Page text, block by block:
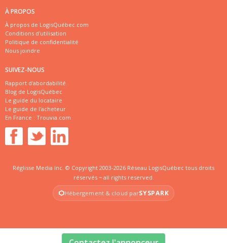
À PROPOS
À propos de LogisQuébec.com
Conditions d'utilisation
Politique de confidentialité
Nous joindre
SUIVEZ-NOUS
Rapport d'abordabilité
Blog de LogisQuébec
Le guide du locataire
Le guide de l'acheteur
En France : Trouvia.com
Réglisse Media Inc. © Copyright 2003-2026 Réseau LogisQuébec tous droits
réservés ~ all rights reserved.
Hébergement & cloud parSYSPARK